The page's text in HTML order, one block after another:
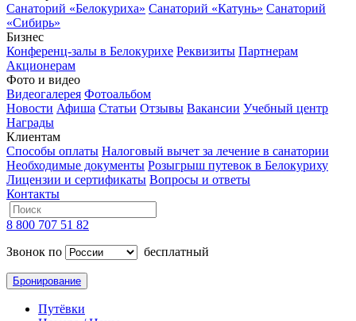
Санаторий «Белокуриха» Санаторий «Катунь» Санаторий
«Сибирь»
Бизнес
Конференц-залы в Белокурихе Реквизиты Партнерам
Акционерам
Фото и видео
Видеогалерея Фотоальбом
Новости Афиша Статьи Отзывы Вакансии Учебный центр
Награды
Клиентам
Способы оплаты Налоговый вычет за лечение в санатории
Необходимые документы Розыгрыш путевок в Белокуриху
Лицензии и сертификаты Вопросы и ответы
Контакты
8 800 707 51 82
Звонок по
бесплатный
Бронирование
Путёвки